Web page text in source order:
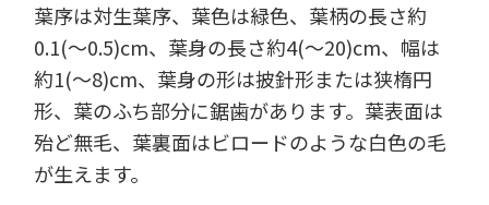
葉序は対生葉序、葉色は緑色、葉柄の長さ約
0.1(～0.5)cm、葉身の長さ約4(～20)cm、幅は
約1(～8)cm、葉身の形は披針形または狭楕円
形、葉のふち部分に鋸歯があります。葉表面は
殆ど無毛、葉裏面はビロードのような白色の毛
が生えます。